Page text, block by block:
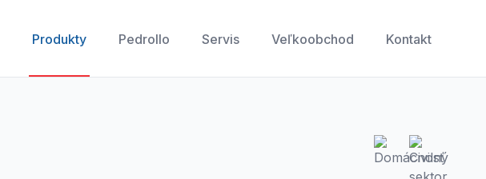
Produkty Pedrollo Servis Veľkoobchod Kontakt